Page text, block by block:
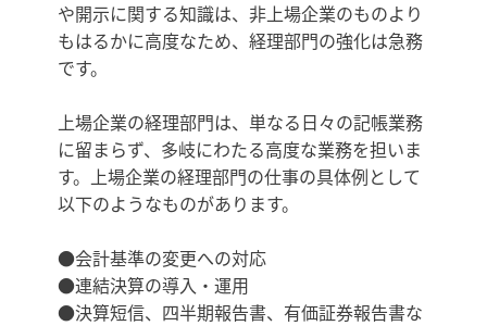
や開示に関する知識は、非上場企業のものより
もはるかに高度なため、経理部門の強化は急務
です。
上場企業の経理部門は、単なる日々の記帳業務
に留まらず、多岐にわたる高度な業務を担いま
す。上場企業の経理部門の仕事の具体例として
以下のようなものがあります。
●会計基準の変更への対応
●連結決算の導入・運用
●決算短信、四半期報告書、有価証券報告書な